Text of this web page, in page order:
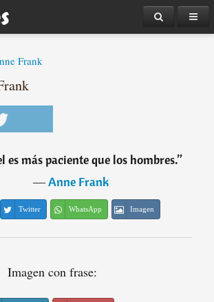
Frank
es más paciente que los hombres.”
―Anne Frank
Twitter WhatsApp Imagen
Imagen con frase: